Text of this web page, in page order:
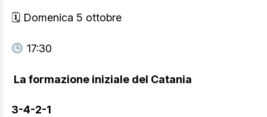
🗓 Domenica 5 ottobre
17:30
La formazione iniziale del Catania
3-4-2-1